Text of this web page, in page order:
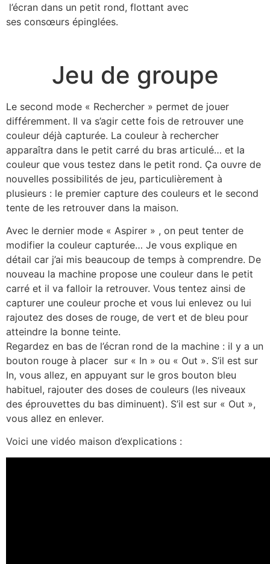
l’écran dans un petit rond, flottant avec
ses consœurs épinglées.
Jeu de groupe
Le second mode « Rechercher » permet de jouer
différemment. Il va s’agir cette fois de retrouver une
couleur déjà capturée. La couleur à rechercher
apparaîtra dans le petit carré du bras articulé… et la
couleur que vous testez dans le petit rond. Ça ouvre de
nouvelles possibilités de jeu, particulièrement à
plusieurs : le premier capture des couleurs et le second
tente de les retrouver dans la maison.
Avec le dernier mode « Aspirer » , on peut tenter de
modifier la couleur capturée… Je vous explique en
détail car j’ai mis beaucoup de temps à comprendre. De
nouveau la machine propose une couleur dans le petit
carré et il va falloir la retrouver. Vous tentez ainsi de
capturer une couleur proche et vous lui enlevez ou lui
rajoutez des doses de rouge, de vert et de bleu pour
atteindre la bonne teinte.
Regardez en bas de l’écran rond de la machine : il y a un
bouton rouge à placer sur « In » ou « Out ». S’il est sur
In, vous allez, en appuyant sur le gros bouton bleu
habituel, rajouter des doses de couleurs (les niveaux
des éprouvettes du bas diminuent). S’il est sur « Out »,
vous allez en enlever.
Voici une vidéo maison d’explications :